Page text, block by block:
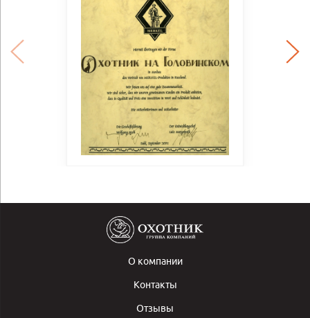
О компании
Контакты
Отзывы